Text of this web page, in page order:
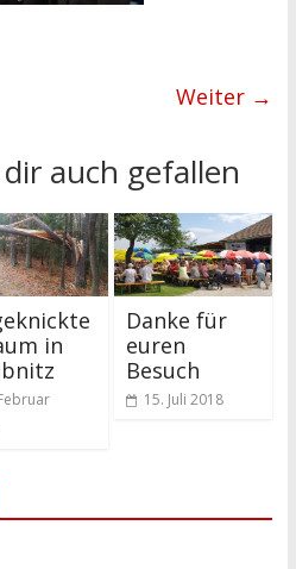
Weiter →
auch gefallen
in
Danke für
euren
Besuch
15. Juli 2018